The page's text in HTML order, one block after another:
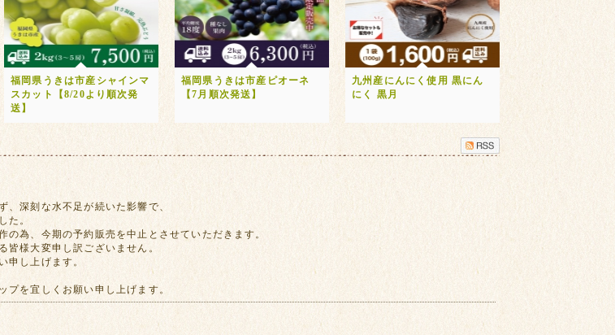
福岡県うきは市産シャインマ
スカット【8/20より順次発
送】
福岡県うきは市産ピオーネ
【7月順次発送】
九州産にんにく使用 黒にん
にく 黒月
、深刻な水不足が続いた影響で、
た。
の為、今期の予約販売を中止とさせていただきます。
皆様大変申し訳ございません。
申し上げます。
プを宜しくお願い申し上げます。